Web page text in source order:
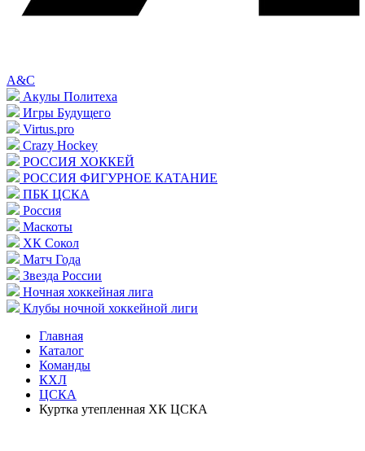
A&C
Акулы Политеха
Игры Будущего
Virtus.pro
Crazy Hockey
РОССИЯ ХОККЕЙ
РОССИЯ ФИГУРНОЕ КАТАНИЕ
ПБК ЦСКА
Россия
Маскоты
ХК Сокол
Матч Года
Звезда России
Ночная хоккейная лига
Клубы ночной хоккейной лиги
Главная
Каталог
Команды
КХЛ
ЦСКА
Куртка утепленная ХК ЦСКА